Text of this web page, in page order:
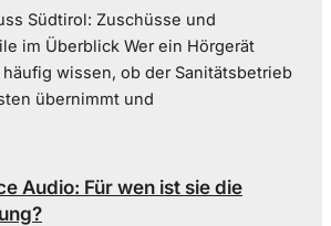
Südtirol: Zuschüsse und
im Überblick Wer ein Hörgerät
wissen, ob der Sanitätsbetrieb
übernimmt und
Audio: Für wen ist sie die